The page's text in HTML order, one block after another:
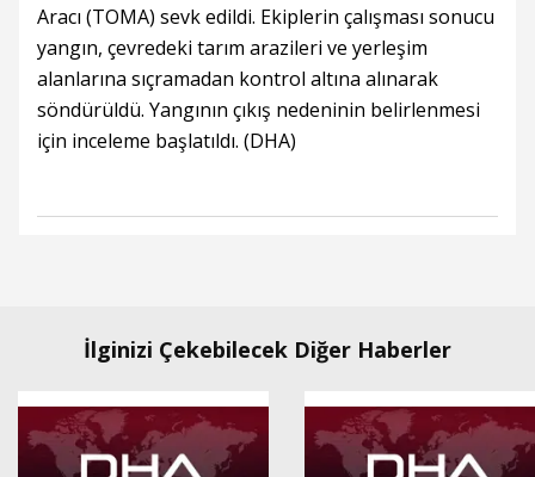
Aracı (TOMA) sevk edildi. Ekiplerin çalışması sonucu
yangın, çevredeki tarım arazileri ve yerleşim
alanlarına sıçramadan kontrol altına alınarak
söndürüldü. Yangının çıkış nedeninin belirlenmesi
için inceleme başlatıldı. (DHA)
İlginizi Çekebilecek Diğer Haberler